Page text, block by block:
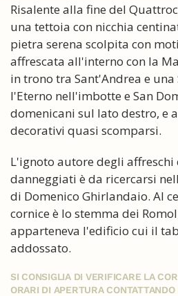
Risalente alla fine del
una tettoia con nicchia
pietra serena scolpita con
affrescata all'interno con la
in trono tra Sant'Andrea e
l'Eterno nell'imbotte e San
domenicani sul lato destro, e
decorativi quasi scomparsi.
L'ignoto autore degli
danneggiati è da ricercarsi
di Domenico Ghirlandaio. Al
cornice è lo stemma dei
apparteneva l'edificio cui il
addossato.
SI CONSIGLIA DI VERIFICARE LA
ORARI DI APERTURA